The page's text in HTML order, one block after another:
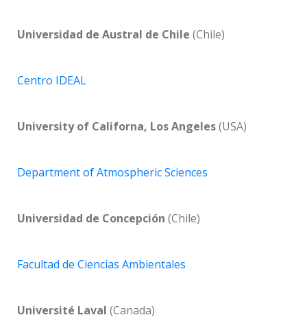
Universidad de Austral de Chile (Chile)
Centro IDEAL
University of Californa, Los Angeles(USA)
Department of Atmospheric Sciences
Universidad de Concepción (Chile)
Facultad de Ciencias Ambientales
Université Laval (Canada)